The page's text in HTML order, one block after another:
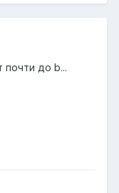
почти до b...